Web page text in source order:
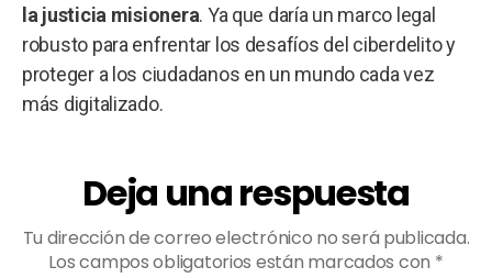
la justicia misionera. Ya que daría un marco legal
robusto para enfrentar los desafíos del ciberdelito y
proteger a los ciudadanos en un mundo cada vez
más digitalizado.
Deja una respuesta
Tu dirección de correo electrónico no será publicada.
Los campos obligatorios están marcados con *